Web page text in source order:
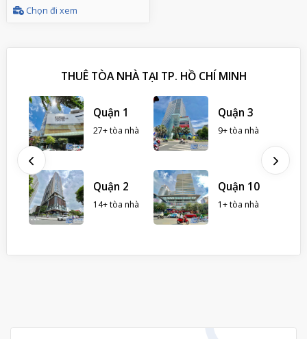
Chọn đi xem
THUÊ TÒA NHÀ TẠI TP. HỒ CHÍ MINH
Quận 1
27+ tòa nhà
Quận 2
14+ tòa nhà
Quận 3
9+ tòa nhà
Quận 10
1+ tòa nhà